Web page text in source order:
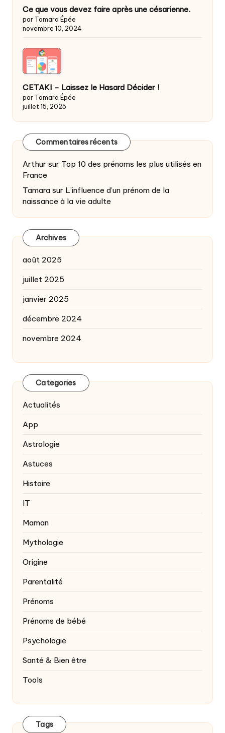
Ce que vous devez faire après une césarienne.
par Tamara Épée
novembre 10, 2024
CETAKI – Laissez le Hasard Décider !
par Tamara Épée
juillet 15, 2025
Commentaires récents
Arthur sur Top 10 des prénoms les plus utilisés en
France
Tamara sur L’influence d’un prénom de la
naissance à la vie adulte
Archives
août 2025
juillet 2025
janvier 2025
décembre 2024
novembre 2024
Categories
Actualités
App
Astrologie
Astuces
Histoire
IT
Maman
Mythologie
Origine
Parentalité
Prénoms
Prénoms de bébé
Psychologie
Santé & Bien être
Tools
Tags